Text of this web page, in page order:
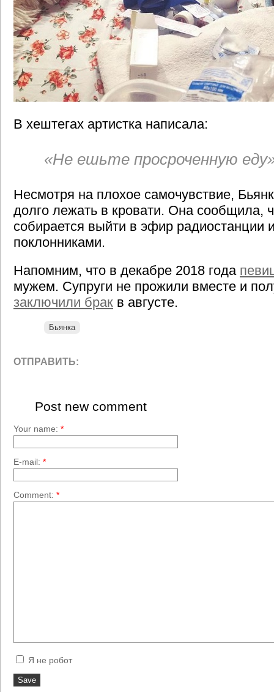
В хештегах артистка написала:
«Не ешьте просроченную
Несмотря на плохое самочувствие,
долго лежать в кровати. Она сообщила,
собирается выйти в эфир радиостанции
поклонниками.
Напомним, что в декабре 2018 года
мужем. Супруги не прожили вместе и
заключили брак в августе.
Бьянка
ОТПРАВИТЬ:
Post new comment
Your name: *
E-mail: *
Comment: *
Я не робот